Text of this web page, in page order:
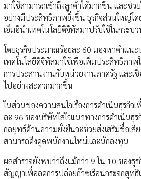
มาใช้สามารถเข้าถึงลูกค้าได้มากขึ้น และช่ว
อย่างมีประสิทธิภาพยิ่งขึ้น ธุรกิจส่วนใหญ่โด
เอ็มอีนำเทคโนโลยีดิจิทัลมาปรับใช้ในกระบว
โดยธุรกิจประมาณร้อยละ 60 มองหาคำแนะ
เทคโนโลยีดิจิทัลมาใช้เพื่อเพิ่มประสิทธิภาพ
การประสานงานกับหน่วยงานภาครัฐ และ
ไปอย่างสะดวกมากขึ้น
ในส่วนของความสนใจเรื่องการดำเนินธุรกิจ
ละ 96 ของบริษัทใส่ใจแนวทางการดำเนินธุ
กลยุทธ์ด้านความยั่งยืนจะช่วยส่งเสริมชื่อเสี
สามารถดึงดูดพนักงานใหม่และนักลงทุน
ผลสำรวจยังพบว่าถึงแม้กว่า 9 ใน 10 ของธุ
สัญญาเพื่อลดการปล่อยก๊าซเรือนกระจกสุท